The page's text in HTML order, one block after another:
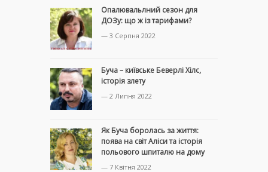
Опалювальлний сезон для
ДОЗу: що ж із тарифами?
— 3 Серпня 2022
Буча – київське Беверлі Хілс,
історія злету
— 2 Липня 2022
Як Буча боролась за життя:
поява на світ Аліси та історія
польового шпиталю на дому
— 7 Квітня 2022